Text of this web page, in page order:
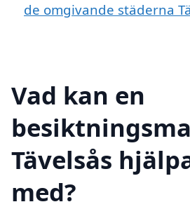
de omgivande städerna
Vad kan en
Tävelsås
med?